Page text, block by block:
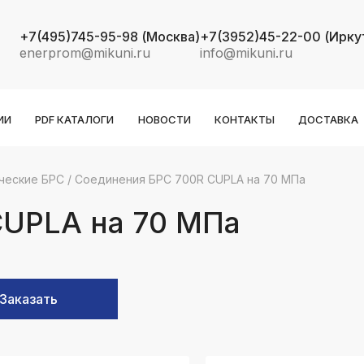
+7(495)745-95-98 (Москва)
enerprom@mikuni.ru
+7(3952)45-22-00
info@mikuni.ru
PDF КАТАЛОГИ НОВОСТИ КОНТАКТЫ ДОСТАВКА
ksldkfjsdlfkjsls;ldfkgjsdl;kfkфыва
БРС / Соединения БРС 700R CUPLA на 70 МПа
на 70 МПа
Заказать